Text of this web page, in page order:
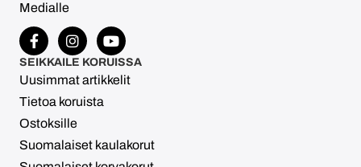
Medialle
SEIKKAILE KORUISSA
Uusimmat artikkelit
Tietoa koruista
Ostoksille
Suomalaiset kaulakorut